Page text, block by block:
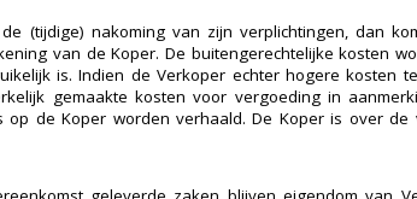
(tijdige) nakoming van zijn verplichtingen, dan
van de Koper. De buitengerechtelijke kosten
is. Indien de Verkoper echter hogere kosten
gemaakte kosten voor vergoeding in
de Koper worden verhaald. De Koper is over de